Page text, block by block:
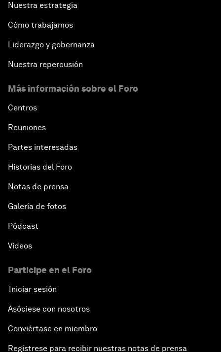
Nuestra estrategia
Cómo trabajamos
Liderazgo y gobernanza
Nuestra repercusión
Más información sobre el Foro
Centros
Reuniones
Partes interesadas
Historias del Foro
Notas de prensa
Galería de fotos
Pódcast
Vídeos
Participe en el Foro
Iniciar sesión
Asóciese con nosotros
Conviértase en miembro
Regístrese para recibir nuestras notas de prensa